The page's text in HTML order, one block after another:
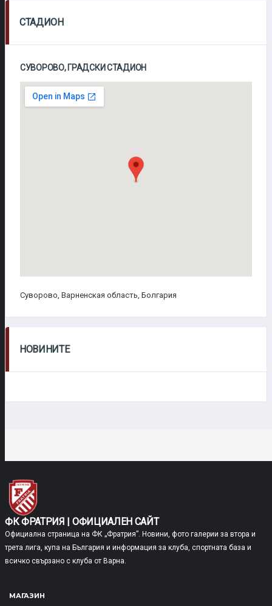
СТАДИОН
СУВОРОВО, ГРАДСКИ СТАДИОН
Суворово, Варненская область, Болгария
НОВИНИТЕ
ФК ФРАТРИЯ | ОФИЦИАЛЕН САЙТ
Официална страница на ФК „Фратрия”. Новини, фото галерии за втора и
трета лига, купа на България и информация за клуба, спортната база и
всичко свързано с клуба от Варна.
МАГАЗИН